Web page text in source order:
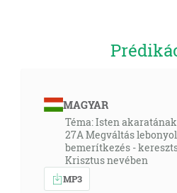
MAGYAR
Téma: Isten
27A Megváltás
bemerítkezés -
Krisztus nevében
MP3